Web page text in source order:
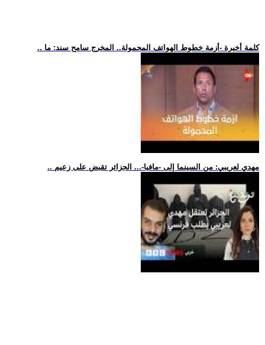
.. كلمة أخيرة -أزمة خطوط الهواتف المحمولة.. المخرج سامح سند: ما
.. مهدي لعريبي: من السينما إلى -مافيا-... الجزائر تقبض على زعيم